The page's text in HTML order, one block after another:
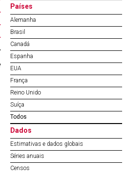
Países
Alemanha
Brasil
Canadá
Espanha
EUA
França
Reino Unido
Suíça
Todos
Dados
Estimativas e dados globais
Séries anuais
Censos